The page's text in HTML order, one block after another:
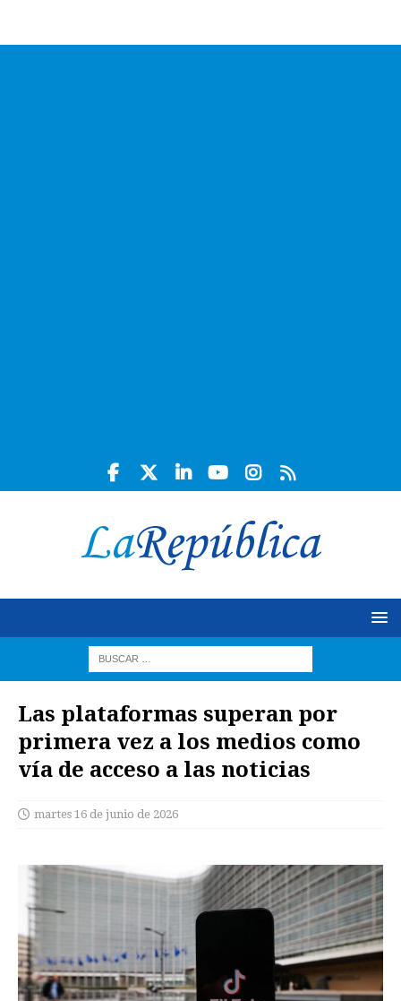
Las plataformas superan por
primera vez a los medios como
vía de acceso a las noticias
martes 16 de junio de 2026